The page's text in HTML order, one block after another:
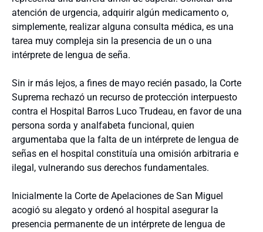
atención de urgencia, adquirir algún medicamento o,
simplemente, realizar alguna consulta médica, es una
tarea muy compleja sin la presencia de un o una
intérprete de lengua de seña.
Sin ir más lejos, a fines de mayo recién pasado, la Corte
Suprema rechazó un recurso de protección interpuesto
contra el Hospital Barros Luco Trudeau, en favor de una
persona sorda y analfabeta funcional, quien
argumentaba que la falta de un intérprete de lengua de
señas en el hospital constituía una omisión arbitraria e
ilegal, vulnerando sus derechos fundamentales.
Inicialmente la Corte de Apelaciones de San Miguel
acogió su alegato y ordenó al hospital asegurar la
presencia permanente de un intérprete de lengua de